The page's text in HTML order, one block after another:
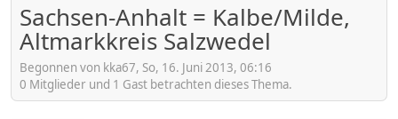
Sachsen-Anhalt = Kalbe/Milde,
Altmarkkreis Salzwedel
Begonnen von kka67, So, 16. Juni 2013, 06:16
0 Mitglieder und 1 Gast betrachten dieses Thema.